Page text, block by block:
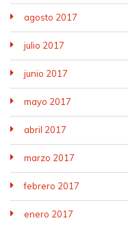
agosto 2017
julio 2017
junio 2017
mayo 2017
abril 2017
marzo 2017
febrero 2017
enero 2017